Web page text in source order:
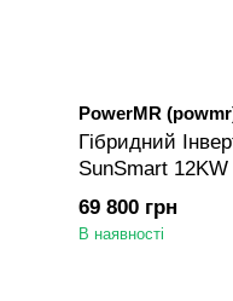
PowerMR
Гібридний
SunSmart
SunSmart
LiFePO4, Li-ion
69 800 грн
В наявності